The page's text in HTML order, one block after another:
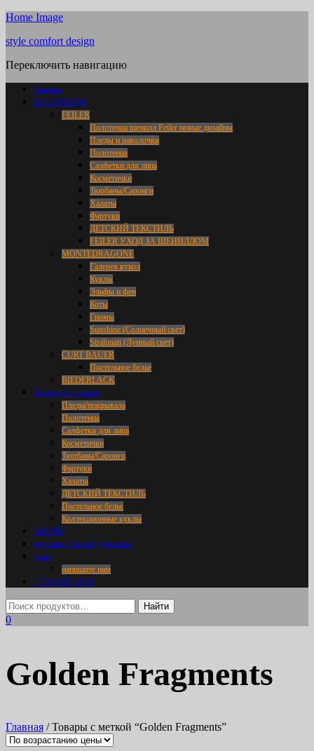
Home Image
style comfort design
Переключить навигацию
Главная
ВСЕ БРЕНДЫ
FEILER
Полотенца шенилл Feiler новые дизайны
Пледы и наволочки
Полотенца
Салфетки для лица
Косметички
Тюрбаны/Саронги
Халаты
Фартуки
ДЕТСКИЙ ТЕКСТИЛЬ
FEILER УХОД ЗА ШЕНИЛЛОМ
MONTEDRAGONE
Галерея кукол
Куклы
Эльфы и феи
Коты
Гномы
Sunshine (Солнечный свет)
Stralunati (Лунный свет)
CURT BAUER
Постельное белье
BIEDERLACK
Категории товаров
Пледы/покрывала
Полотенца
Салфетки для лица
Косметички
Тюрбаны/Саронги
Фартуки
Халаты
ДЕТСКИЙ ТЕКСТИЛЬ
Постельное белье
Коллекционные куклы
АКЦИИ
доставка / оплата / упаковка
о нас
напишите нам
+7 916 695 18 36
0
Golden Fragments
Главная / Товары с меткой “Golden Fragments”